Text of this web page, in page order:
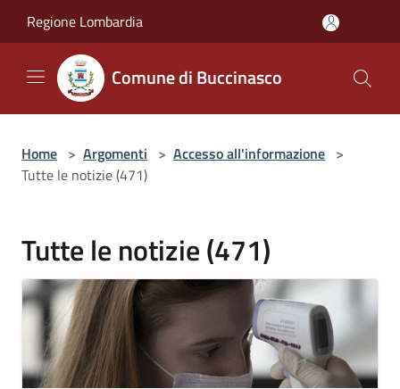
Regione Lombardia
Comune di Buccinasco
Home > Argomenti > Accesso all'informazione >
Tutte le notizie (471)
Tutte le notizie (471)